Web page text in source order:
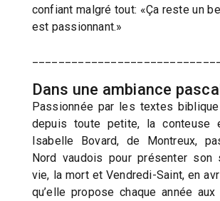
confiant malgré tout: «Ça reste un
est passionnant.»
Dans une ambiance
Passionnée par les textes
depuis toute petite, la conteuse
Isabelle Bovard, de Montreux,
Nord vaudois pour présenter son
vie, la mort et Vendredi-Saint, en
qu’elle propose chaque année